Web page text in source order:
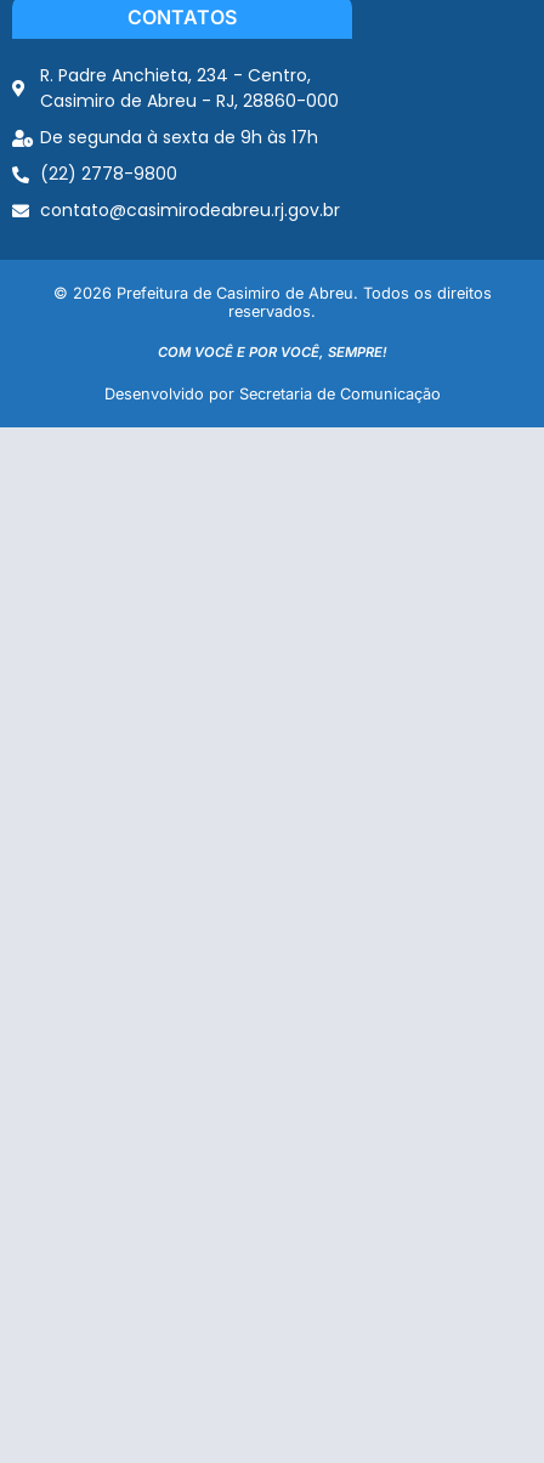
CONTATOS
R. Padre Anchieta, 234 - Centro,
Casimiro de Abreu - RJ, 28860-000
De segunda à sexta de 9h às 17h
(22) 2778-9800
contato@casimirodeabreu.rj.gov.br
© 2026 Prefeitura de Casimiro de Abreu. Todos os direitos
reservados.
COM VOCÊ E POR VOCÊ, SEMPRE!
Desenvolvido por Secretaria de Comunicação